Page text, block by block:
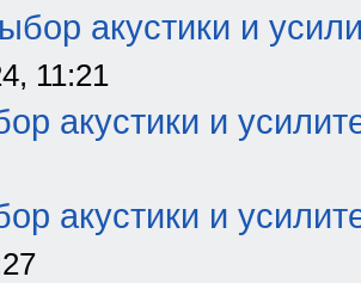
акустики и
11:21
акустики и
акустики и